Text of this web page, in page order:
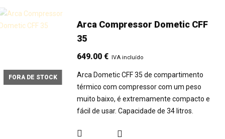
FORA DE STOCK
Arca Compressor Dometic CFF
35
649.00€ IVA incluído
Arca Dometic CFF 35 de compartimento
térmico com compressor com um peso
muito baixo, é extremamente compacto e
fácil de usar. Capacidade de 34 litros.